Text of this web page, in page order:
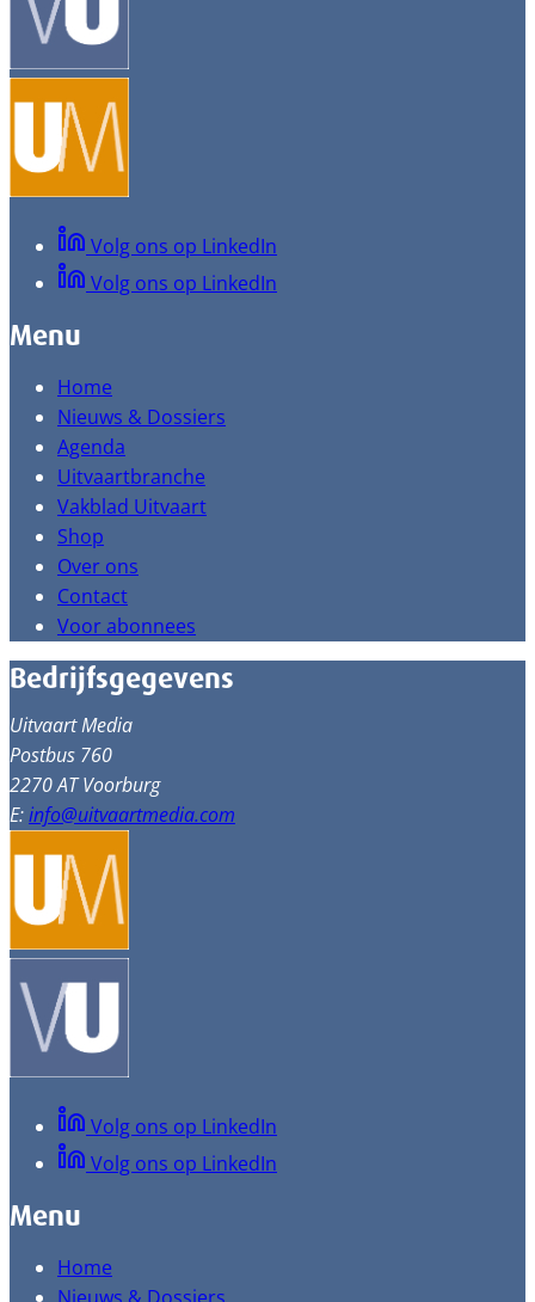
Volg ons op LinkedIn
Volg ons op LinkedIn
Menu
Home
Nieuws & Dossiers
Agenda
Uitvaartbranche
Vakblad Uitvaart
Shop
Over ons
Contact
Voor abonnees
Bedrijfsgegevens
Uitvaart Media
Postbus 760
2270 AT Voorburg
E:info@uitvaartmedia.com
Volg ons op LinkedIn
Volg ons op LinkedIn
Menu
Home